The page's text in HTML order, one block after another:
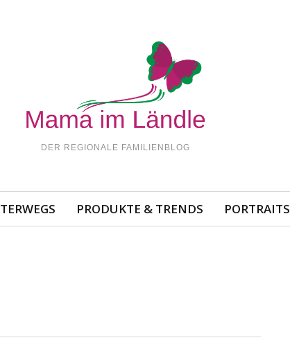
DER REGIONALE FAMILIENBLOG
PRODUKTE & TRENDS PORTRAITS